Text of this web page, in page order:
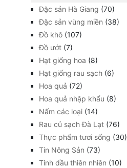
Đặc sản Hà Giang (70)
Đặc sản vùng miền (38)
Đồ khô (107)
Đồ ướt (7)
Hạt giống hoa (8)
Hạt giống rau sạch (6)
Hoa quả (72)
Hoa quả nhập khẩu (8)
Nấm các loại (14)
Rau củ sạch Đà Lạt (76)
Thực phẩm tươi sống (30)
Tin Nông Sản (73)
Tinh dầu thiên nhiên (10)